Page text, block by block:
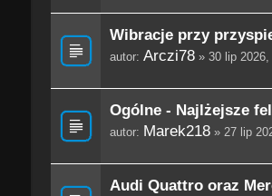
Wibracje przy
autor: Arczi78» 30 lip 2026,
Ogólne - Najlżejsze
autor: Marek218» 27 lip
Audi Quattro oraz